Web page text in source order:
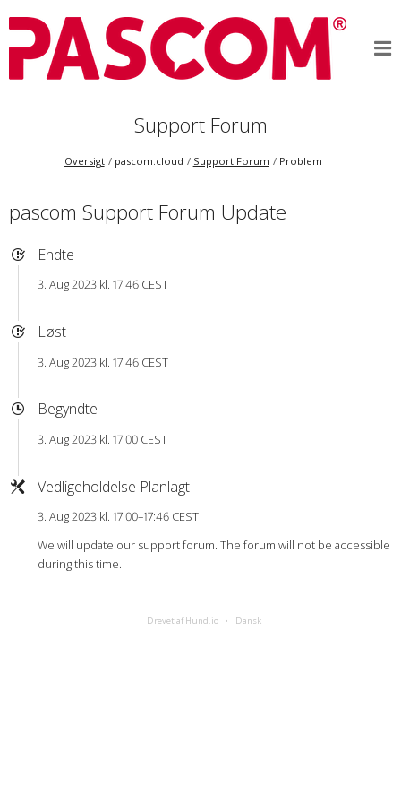
Support Forum
Oversigt pascom.cloud Support Forum Problem
pascom Support Forum Update
Endte
3. Aug 2023 kl. 17:46 CEST
Løst
3. Aug 2023 kl. 17:46 CEST
Begyndte
3. Aug 2023 kl. 17:00 CEST
Vedligeholdelse Planlagt
3. Aug 2023 kl. 17:00–17:46 CEST
We will update our support forum. The forum will not be accessible
during this time.
Drevet af Hund.io Dansk